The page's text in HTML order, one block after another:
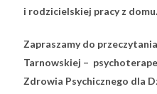
i rodzicielskiej pracy z domu.
Zapraszamy do
Tarnowskiej –
Zdrowia Psychicznego dla